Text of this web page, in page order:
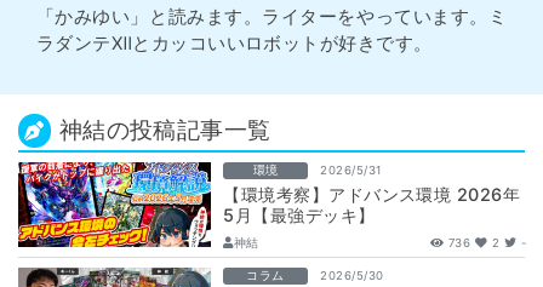
「かみゆい」と読みます。ライターをやっています。ミ
ラダンテⅫとカッコいいロボットが好きです。
神結の投稿記事一覧
環境 2026/5/31
【環境考察】アドバンス環境 2026年
5月【最強デッキ】
神結 736 2 -
コラム 2026/5/30